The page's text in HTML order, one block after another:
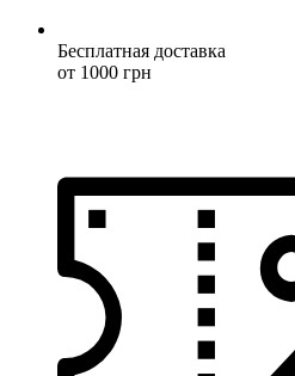
Бесплатная доставка
от 1000 грн